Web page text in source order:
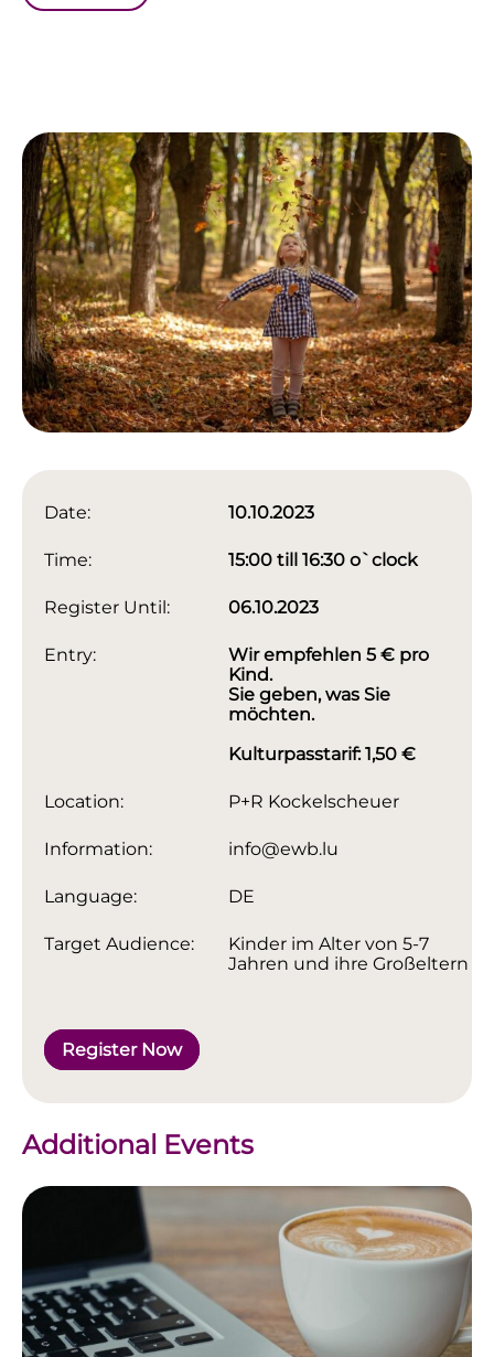
Date: 10.10.2023
Time: 15:00 till 16:30 o`clock
Register Until: 06.10.2023
Entry:
Wir empfehlen 5 € pro
Kind.
Sie geben, was Sie
möchten.
Kulturpasstarif: 1,50 €
Location: P+R Kockelscheuer
Information: info@ewb.lu
Language: DE
Target Audience:
Kinder im Alter von 5-7
Jahren und ihre Großeltern
Register Now
Additional Events